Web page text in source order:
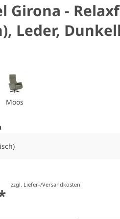
Girona -
Leder,
Moos
zzgl. Liefer-/Versandkosten